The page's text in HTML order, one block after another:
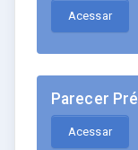
Acessar
Parecer
Acessar